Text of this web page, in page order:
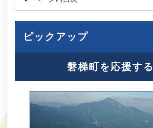
ピックアップ
磐梯町を応援する